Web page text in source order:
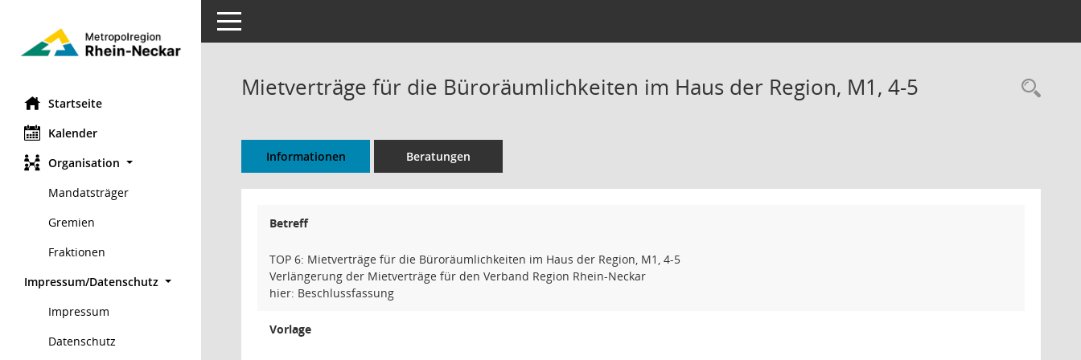
Startseite
Kalender
Organisation
Mandatsträger
Gremien
Fraktionen
Impressum/Datenschutz
Impressum
Datenschutz
Toggle navigation
Mietverträge für die Büroräumlichkeiten im Haus der Region, M1, 4-5
Informationen Beratungen
Betreff
TOP 6: Mietverträge für die Büroräumlichkeiten im Haus der Region, M1, 4-5
Verlängerung der Mietverträge für den Verband Region Rhein-Neckar
hier: Beschlussfassung
Vorlage